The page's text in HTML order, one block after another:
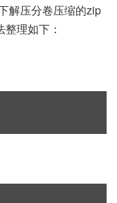
解压分卷压缩的zip
理如下：